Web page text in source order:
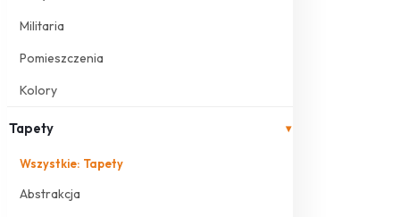
Militaria
Pomieszczenia
Kolory
Tapety ▾
Wszystkie: Tapety
Abstrakcja